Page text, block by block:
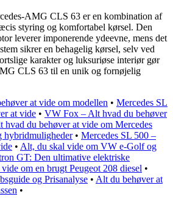
AMG CLS 63 er en kombination af
styring og komfortabel kørsel. Den
leverer imponerende ydeevne, mens det
sikrer en behagelig kørsel, selv ved
karakter og luksuriøse interiør gør
CLS 63 til en unik og fornøjelig
at vide om modellen • Mercedes SL
at vide • VW Fox – Alt hvad du behøver
hvad du behøver at vide om Mercedes
hybridmuligheder• Mercedes SL 500 –
• Alt, du skal vide om VW e-Golf og
GT: Den ultimative elektriske
om en brugt Peugeot 208 diesel •
og Prisanalyse • Alt du behøver at
•